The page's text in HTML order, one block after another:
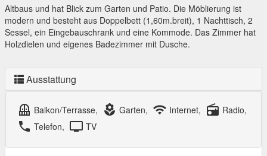
Altbaus und hat Blick zum Garten und Patio. Die Möblierung ist
modern und besteht aus Doppelbett (1,60m.breit), 1 Nachttisch, 2
Sessel, ein Eingebauschrank und eine Kommode. Das Zimmer hat
Holzdielen und eigenes Badezimmer mit Dusche.
Ausstattung
balcony Balkon/Terrasse, local_florist Garten, wifi Internet, radio Radio,
local_phone Telefon, tv TV